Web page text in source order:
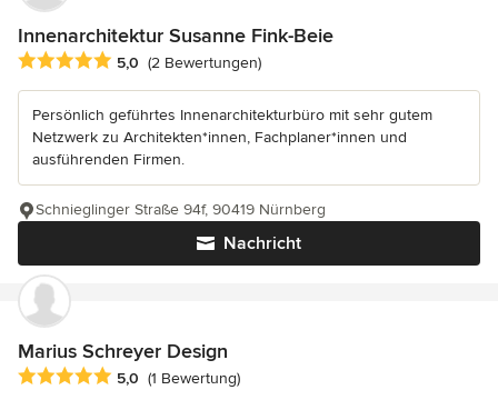
Innenarchitektur Susanne Fink-Beie
Durchschnittliche Bewertung: 5 von 5 Sternen
5,0 (2 Bewertungen)
Persönlich geführtes Innenarchitekturbüro mit sehr gutem
Netzwerk zu Architekten*innen, Fachplaner*innen und
ausführenden Firmen.
Nachricht
Schnieglinger Straße 94f, 90419 Nürnberg
Marius Schreyer Design
Durchschnittliche Bewertung: 5 von 5 Sternen
5,0 (1 Bewertung)